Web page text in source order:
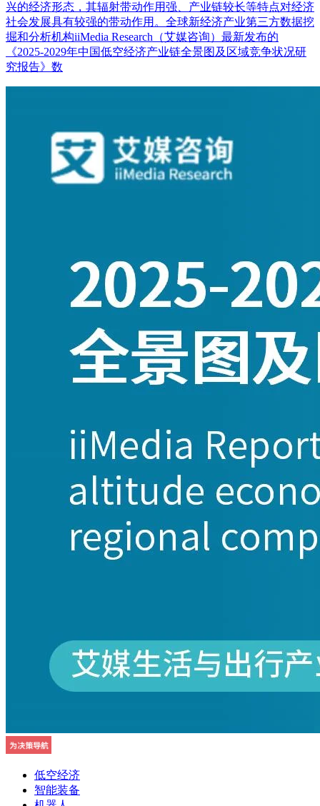
兴的经济形态，其辐射带动作用强、产业链较长等特点对经济
社会发展具有较强的带动作用。全球新经济产业第三方数据挖
掘和分析机构iiMedia Research（艾媒咨询）最新发布的
《2025-2029年中国低空经济产业链全景图及区域竞争状况研
究报告》数
低空经济
智能装备